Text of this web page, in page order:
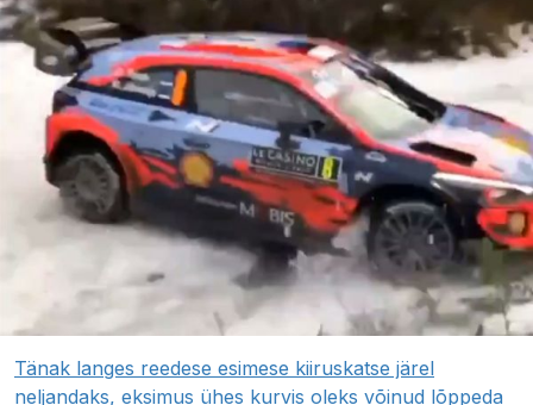
Tänak langes reedese esimese kiiruskatse järel
neljandaks, eksimus ühes kurvis oleks võinud lõppeda